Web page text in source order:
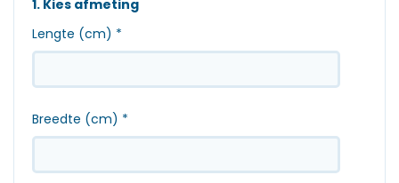
1. Kies afmeting
Lengte (cm) *
Breedte (cm) *